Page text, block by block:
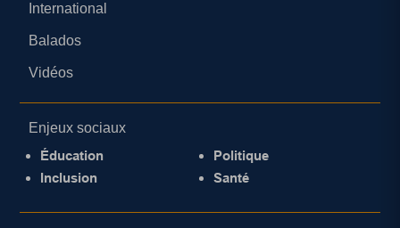
International
Balados
Vidéos
Enjeux sociaux
Éducation
Inclusion
Politique
Santé